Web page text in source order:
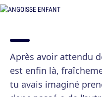
Après avoir attendu
est enfin là,
tu avais imaginé